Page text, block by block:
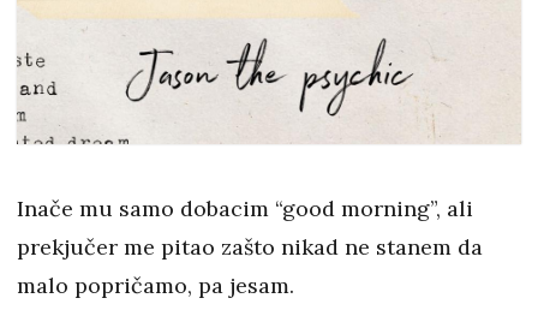
Inače mu samo dobacim “good morning”, ali
prekjučer me pitao zašto nikad ne stanem da
malo popričamo, pa jesam.